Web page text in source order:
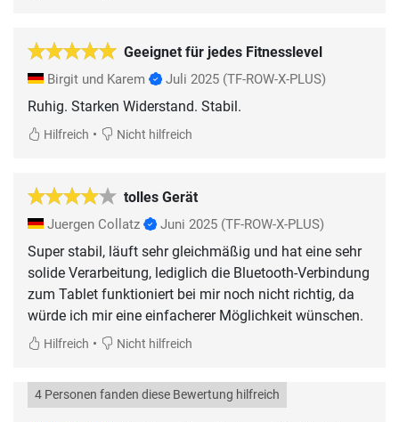
Geeignet für jedes Fitnesslevel
Birgit und Karem Juli 2025 (TF-ROW-X-PLUS)
Ruhig. Starken Widerstand. Stabil.
Hilfreich • Nicht hilfreich
tolles Gerät
Juergen Collatz Juni 2025 (TF-ROW-X-PLUS)
Super stabil, läuft sehr gleichmäßig und hat eine sehr
solide Verarbeitung, lediglich die Bluetooth-Verbindung
zum Tablet funktioniert bei mir noch nicht richtig, da
würde ich mir eine einfacherer Möglichkeit wünschen.
Hilfreich • Nicht hilfreich
4 Personen fanden diese Bewertung hilfreich